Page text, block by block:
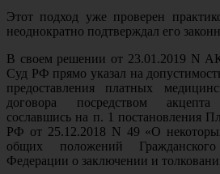
Этот подход уже проверен
неоднократно подтверждал его
В своем решении от 23.01.2019 N
Суд РФ прямо указал на
предоставления платных
договора посредством
сославшись на п. 1 постановления
РФ от 25.12.2018 N 49 «О
общих положений
Федерации о заключении и